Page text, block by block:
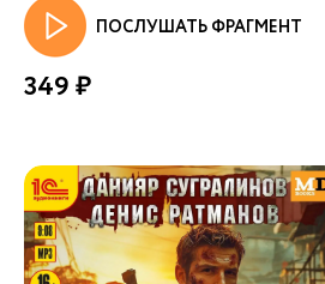
ПОСЛУШАТЬ ФРАГМЕНТ
349 ₽